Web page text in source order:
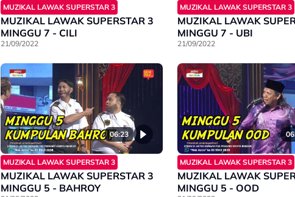
MUZIKAL LAWAK SUPERSTAR 3
MUZIKAL LAWAK SUPERSTAR 3
MINGGU 7 - CILI
21/09/2022
MUZIKAL LAWAK SUPERSTAR 3
MUZIKAL LAWAK
MINGGU 7 - UBI
21/09/2022
06:23
MUZIKAL LAWAK SUPERSTAR 3
MUZIKAL LAWAK SUPERSTAR 3
MINGGU 5 - BAHROY
MUZIKAL LAWAK SUPERSTAR 3
MUZIKAL LAWAK
MINGGU 5 - OOD